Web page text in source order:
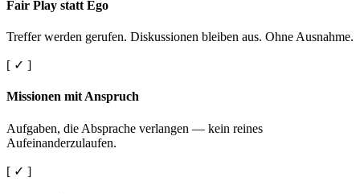
Fair Play statt Ego
Treffer werden gerufen. Diskussionen bleiben aus. Ohne Ausnahme.
[ ✓ ]
Missionen mit Anspruch
Aufgaben, die Absprache verlangen — kein reines
Aufeinanderzulaufen.
[ ✓ ]